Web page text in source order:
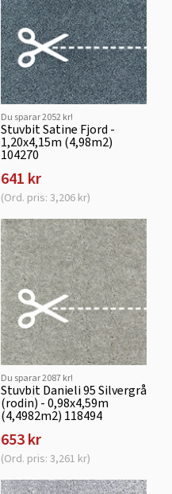
Du sparar 2052 kr!
Stuvbit Satine Fjord -
1,20x4,15m (4,98m2)
104270
641 kr
(Ord. pris: 3,206 kr)
Du sparar 2087 kr!
Stuvbit Danieli 95 Silvergrå
(rodin) - 0,98x4,59m
(4,4982m2) 118494
653 kr
(Ord. pris: 3,261 kr)